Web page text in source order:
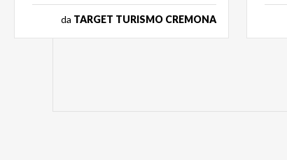
da TARGET TURISMO CREMONA